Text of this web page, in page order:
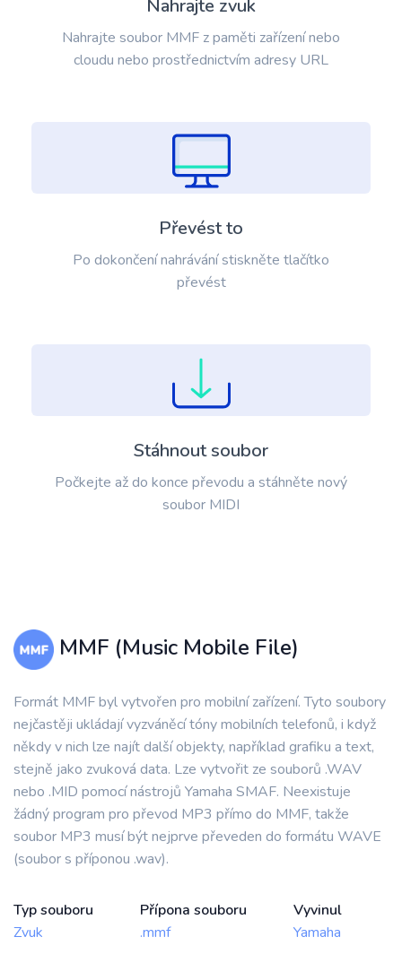
Nahrajte zvuk
Nahrajte soubor MMF z paměti zařízení nebo
cloudu nebo prostřednictvím adresy URL
Převést to
Po dokončení nahrávání stiskněte tlačítko
převést
Stáhnout soubor
Počkejte až do konce převodu a stáhněte nový
soubor MIDI
MMF (Music Mobile File)
Formát MMF byl vytvořen pro mobilní zařízení. Tyto soubory
nejčastěji ukládají vyzváněcí tóny mobilních telefonů, i když
někdy v nich lze najít další objekty, například grafiku a text,
stejně jako zvuková data. Lze vytvořit ze souborů .WAV
nebo .MID pomocí nástrojů Yamaha SMAF. Neexistuje
žádný program pro převod MP3 přímo do MMF, takže
soubor MP3 musí být nejprve převeden do formátu WAVE
(soubor s příponou .wav).
Typ souboru
Zvuk
Přípona souboru
.mmf
Vyvinul
Yamaha